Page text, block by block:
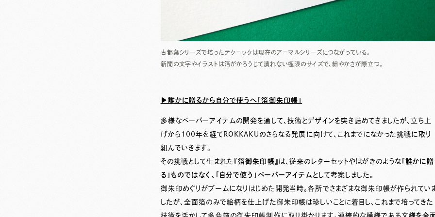
古都葉シリーズで培ったテクニックは現在のアニマルシリーズにつながっている。
新聞の文字やイラストは箔がかろうじて潰れない極限のサイズで、細やかさが際立つ。
▶︎誰かに贈るから自分で使うへ「箔御朱印帳」
多様なペーパーアイテムの開発を通して、技術とデザインを突き詰めてきましたが、立ち上
げから100年を経てROKKAKUのさらなる発展に向けて、これまでになかった挑戦に取り
組んでいきます。
その挑戦として生まれた『箔御朱印帳 』は、従来のレターセットやはがきのような 「誰かに贈
る」ものではなく、「自分で使う」ペーパーアイテム として考案しました。
御朱印めぐりがブームになりはじめた開発当時。各所でさまざまな御朱印帳が作られてい
したが、全面箔のみで絵柄を仕上げた御朱印帳は珍しいことに着目し、これまで培ってきた